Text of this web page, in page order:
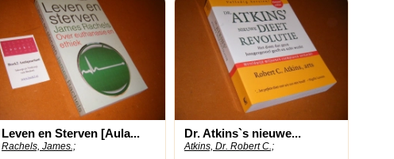
Leven en Sterven [Aula...
Rachels, James.;
Dr. Atkins`s nieuwe...
Atkins, Dr. Robert C.;